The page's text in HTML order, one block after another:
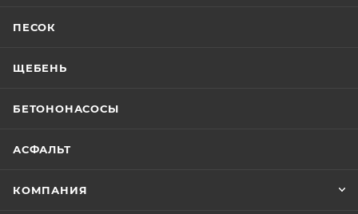
ПЕСОК
ЩЕБЕНЬ
БЕТОНОНАСОСЫ
АСФАЛЬТ
КОМПАНИЯ